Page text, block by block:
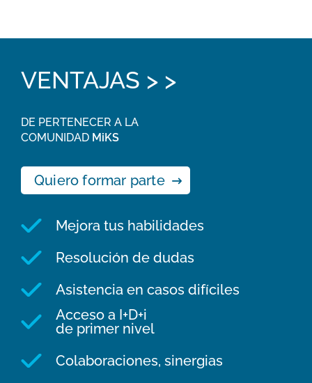
VENTAJAS > >
DE PERTENECER A LA
COMUNIDAD MiKS
Quiero formar parte
Mejora tus habilidades
Resolución de dudas
Asistencia en casos difíciles
Acceso a I+D+i
de primer nivel
Colaboraciones, sinergias